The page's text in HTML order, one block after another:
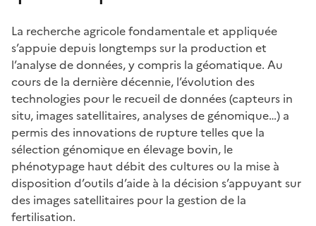
La recherche agricole fondamentale et appliquée
s’appuie depuis longtemps sur la production et
l’analyse de données, y compris la géomatique. Au
cours de la dernière décennie, l’évolution des
technologies pour le recueil de données (capteurs in
situ, images satellitaires, analyses de génomique…) a
permis des innovations de rupture telles que la
sélection génomique en élevage bovin, le
phénotypage haut débit des cultures ou la mise à
disposition d’outils d’aide à la décision s’appuyant sur
des images satellitaires pour la gestion de la
fertilisation.